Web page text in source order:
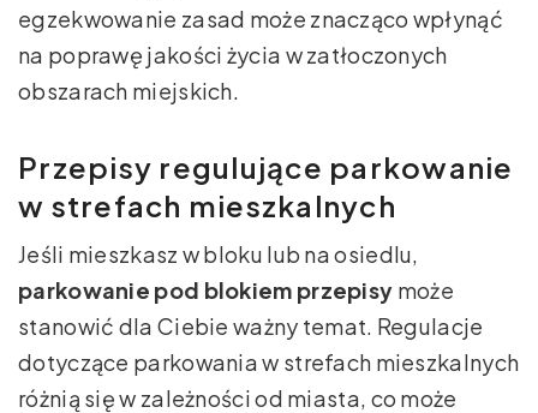
egzekwowanie zasad może znacząco wpłynąć
na poprawę jakości życia w zatłoczonych
obszarach miejskich.
Przepisy regulujące parkowanie
w strefach mieszkalnych
Jeśli mieszkasz w bloku lub na osiedlu,
parkowanie pod blokiem przepisy może
stanowić dla Ciebie ważny temat. Regulacje
dotyczące parkowania w strefach mieszkalnych
różnią się w zależności od miasta, co może